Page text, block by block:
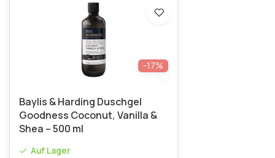
-17%
Baylis & Harding Duschgel
Goodness Coconut, Vanilla &
Shea – 500 ml
Auf Lager